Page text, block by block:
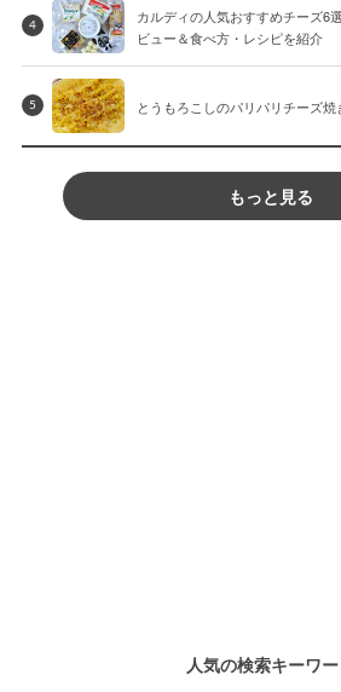
4
カルディの人気おすすめチーズ6
ビュー＆食べ方・レシピを紹介
5 とうもろこしのパリパリチーズ焼
もっと見る
人気の検索キーワ